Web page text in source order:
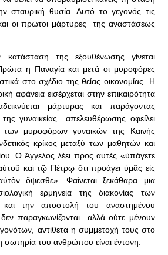
σταυρική θυσία. Αυτό το γεγονός τις
οι πρώτοι μάρτυρες της αναστάσεως
της εξουθένωσης γίνεται
η Παναγία και μετά οι μυροφόρες
στο σχέδιο της θείας οικονομίας. Η
αφάνεια εισέρχεται στην επικαιρότητα
μάρτυρας και παράγοντας
γυναικείας απελευθέρωσης οφείλει
μυροφόρων γυναικών της Καινής
κρίκος μεταξύ των μαθητών και
Ο Άγγελος λέει προς αυτές «ὑπάγετε
καὶ τῷ Πέτρῳ ὅτι προάγει ὑμᾶς εἰς
ὄψεσθε». Φαίνεται ξεκάθαρα μια
ερμηνεία της διακονίας των
την αποστολή του αναστημένου
παραγκωνίζονται αλλά ούτε μένουν
αντίθετα η συμμετοχή τους στο
σωτηρία του ανθρώπου είναι έντονη.